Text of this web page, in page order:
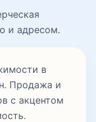
и адресом.
в
Продажа и
с акцентом